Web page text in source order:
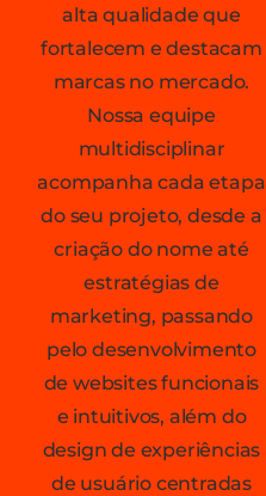
alta qualidade que
fortalecem e destacam
marcas no mercado.
Nossa equipe
multidisciplinar
acompanha cada etapa
do seu projeto, desde a
criação do nome até
estratégias de
marketing, passando
pelo desenvolvimento
de websites funcionais
e intuitivos, além do
design de experiências
de usuário centradas